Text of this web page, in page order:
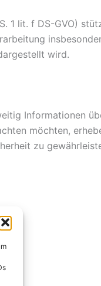
1 lit. f DS-GVO)
wird.
Informationen
möchten,
zu